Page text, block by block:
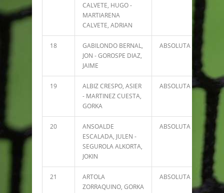
CALVETE, HUGO -
MARTIARENA
CALVETE, ADRIAN
18
GABILONDO BERNAL,
JON - GOROSPE DIAZ,
JAIME
ABSOLUTA
19
ALBIZ CRESPO, ASIER
- MARTINEZ CUESTA,
GORKA
ABSOLUTA 8924
20
ANSOALDE
ESCALADA, JULEN -
SEGUROLA ALKORTA,
JOKIN
ABSOLUTA
21
ARTOLA
ZORRAQUINO, GORKA
ABSOLUTA 8331